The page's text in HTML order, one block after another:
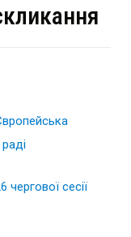
чергової сесії